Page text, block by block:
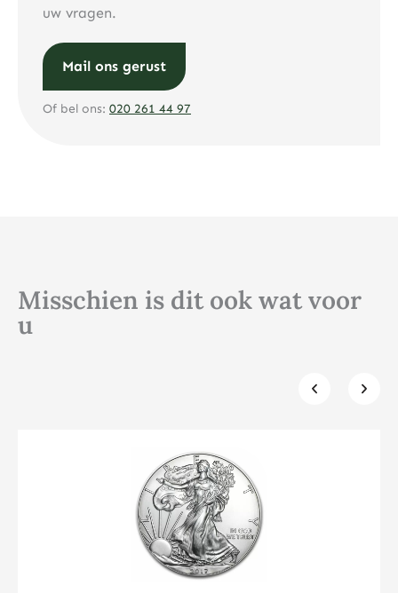
uw vragen.
Mail ons gerust
Of bel ons: 020 261 44 97
Misschien is dit ook wat voor
u
Klik hier